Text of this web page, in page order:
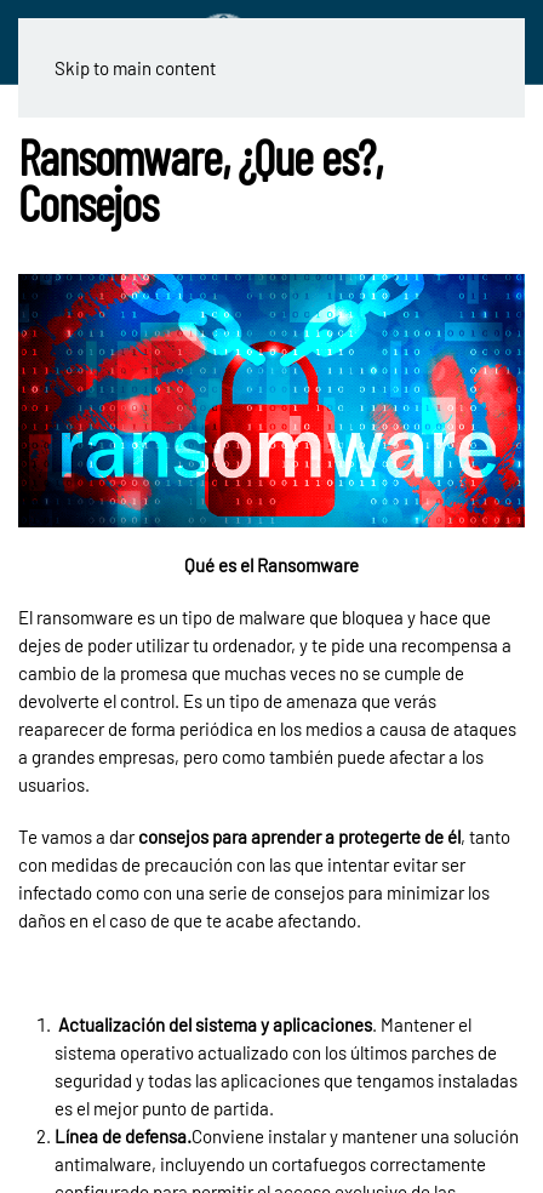
Skip to main content
Ransomware, ¿Que es?,
Consejos
Qué es el Ransomware
El ransomware es un tipo de malware que bloquea y hace que
dejes de poder utilizar tu ordenador, y te pide una recompensa a
cambio de la promesa que muchas veces no se cumple de
devolverte el control. Es un tipo de amenaza que verás
reaparecer de forma periódica en los medios a causa de ataques
a grandes empresas, pero como también puede afectar a los
usuarios.
Te vamos a darconsejos para aprender a protegerte de él, tanto
con medidas de precaución con las que intentar evitar ser
infectado como con una serie de consejos para minimizar los
daños en el caso de que te acabe afectando.
Actualización del sistema y aplicaciones. Mantener el
sistema operativo actualizado con los últimos parches de
seguridad y todas las aplicaciones que tengamos instaladas
es el mejor punto de partida.
Línea de defensa.Conviene instalar y mantener una solución
antimalware, incluyendo un cortafuegos correctamente